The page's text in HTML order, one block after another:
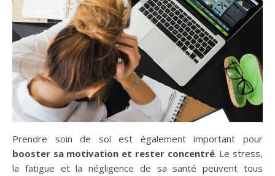
Prendre soin de soi est également important pour
booster sa motivation et rester concentré. Le stress,
la fatigue et la négligence de sa santé peuvent tous